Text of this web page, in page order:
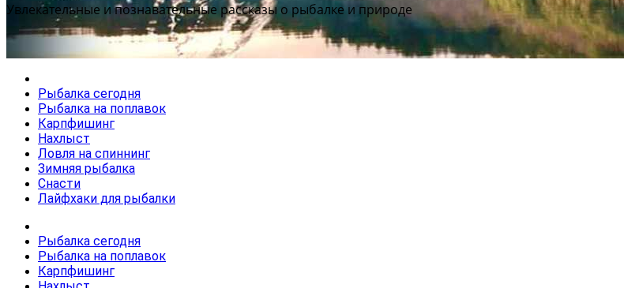
Увлекательные и познавательные рассказы о рыбалке и природе
Рыбалка сегодня
Рыбалка на поплавок
Карпфишинг
Нахлыст
Ловля на спиннинг
Зимняя рыбалка
Снасти
Лайфхаки для рыбалки
Рыбалка сегодня
Рыбалка на поплавок
Карпфишинг